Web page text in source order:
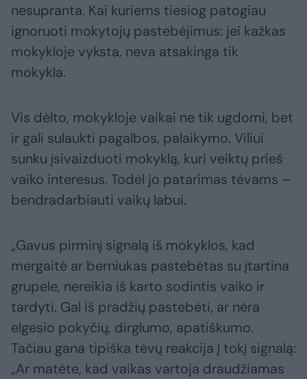
nesupranta. Kai kuriems tiesiog patogiau
ignoruoti mokytojų pastebėjimus: jei kažkas
mokykloje vyksta, neva atsakinga tik
mokykla.
Vis dėlto, mokykloje vaikai ne tik ugdomi, bet
ir gali sulaukti pagalbos, palaikymo. Viliui
sunku įsivaizduoti mokyklą, kuri veiktų prieš
vaiko interesus. Todėl jo patarimas tėvams –
bendradarbiauti vaikų labui.
„Gavus pirminį signalą iš mokyklos, kad
mergaitė ar berniukas pastebėtas su įtartina
grupele, nereikia iš karto sodintis vaiko ir
tardyti. Gal iš pradžių pastebėti, ar nėra
elgesio pokyčių, dirglumo, apatiškumo.
Tačiau gana tipiška tėvų reakcija į tokį signalą:
„Ar matėte, kad vaikas vartoja draudžiamas